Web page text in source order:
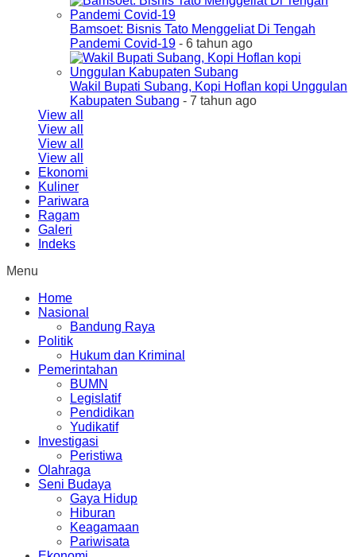
Bamsoet: Bisnis Tato Menggeliat Di Tengah
Pandemi Covid-19 - 6 tahun ago
Wakil Bupati Subang, Kopi Hoflan kopi Unggulan
Kabupaten Subang - 7 tahun ago
View all
View all
View all
View all
Ekonomi
Kuliner
Pariwara
Ragam
Galeri
Indeks
Menu
Home
Nasional
Bandung Raya
Politik
Hukum dan Kriminal
Pemerintahan
BUMN
Legislatif
Pendidikan
Yudikatif
Investigasi
Peristiwa
Olahraga
Seni Budaya
Gaya Hidup
Hiburan
Keagamaan
Pariwisata